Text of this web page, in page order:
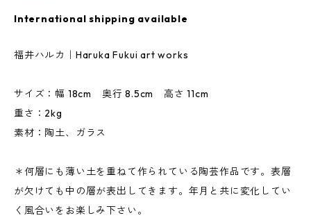
International shipping available
福井ハルカ｜Haruka Fukui art works
サイズ：幅 18cm 奥行 8.5cm 高さ 11cm
重さ：2kg
素材：陶土、ガラス
＊何層にも薄い土を重ねて作られている陶芸作品です。表層
が欠けても中の層が表出してきます。年月と共に変化してい
く風合いをお楽しみ下さい。